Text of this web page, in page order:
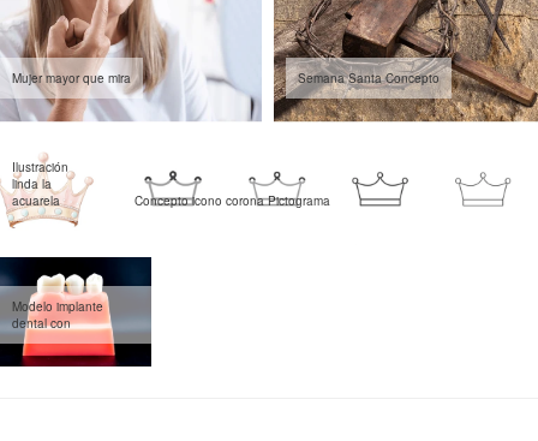
Mujer mayor que mira Semana Santa Concepto
Ilustración
linda la
acuarela
Concepto icono corona Pictograma
Modelo implante
dental con